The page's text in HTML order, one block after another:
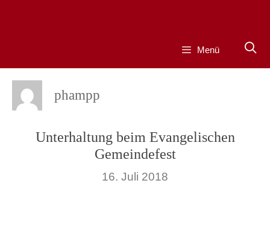
Menü
phampp
Unterhaltung beim Evangelischen
Gemeindefest
16. Juli 2018